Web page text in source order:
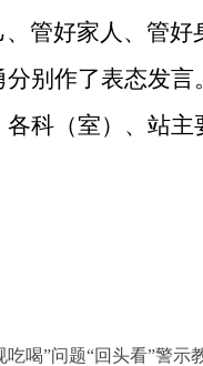
管好家人、管
别作了表态发言。
科（室）、站主
喝”问题“回头看”警示